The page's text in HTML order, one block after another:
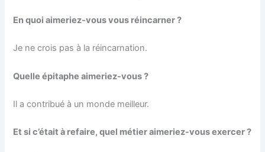
En quoi aimeriez-vous vous réincarner ?
Je ne crois pas à la réincarnation.
Quelle épitaphe aimeriez-vous ?
Il a contribué à un monde meilleur.
Et si c’était à refaire, quel métier aimeriez-vous exercer ?